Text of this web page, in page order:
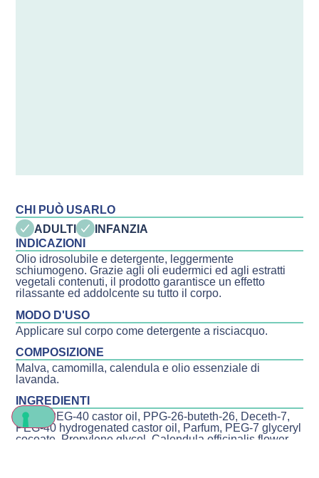
CHI PUÒ USARLO
ADULTI
INFANZIA
INDICAZIONI
Olio idrosolubile e detergente, leggermente
schiumogeno. Grazie agli oli eudermici ed agli estratti
vegetali contenuti, il prodotto garantisce un effetto
rilassante ed addolcente su tutto il corpo.
MODO D'USO
Applicare sul corpo come detergente a risciacquo.
COMPOSIZIONE
Malva, camomilla, calendula e olio essenziale di
lavanda.
INGREDIENTI
Aqua, PEG-40 castor oil, PPG-26-buteth-26, Deceth-7,
PEG-40 hydrogenated castor oil, Parfum, PEG-7 glyceryl
cocoate, Propylene glycol, Calendula officinalis flower